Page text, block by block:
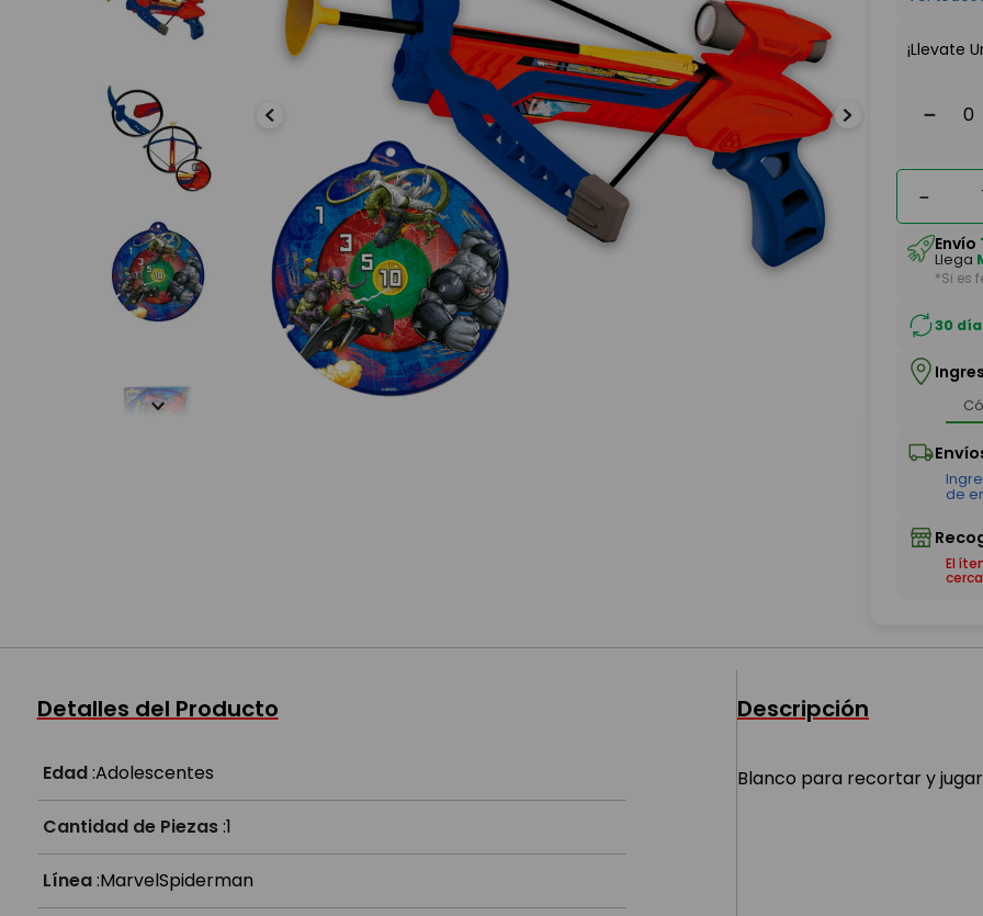
¡Llevate
－
－
Envío
Llega
*Si es
30
El
Detalles del Producto
Edad:Adolescentes
Cantidad de Piezas:1
Línea:MarvelSpiderman
Descripción
Blanco para recortar y